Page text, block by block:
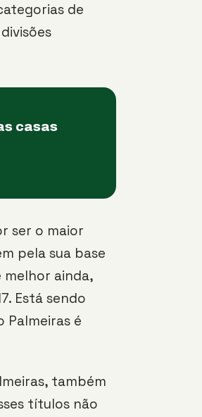
de
casas
ser o maior
pela sua base
ainda,
Está sendo
Palmeiras é
também
títulos não